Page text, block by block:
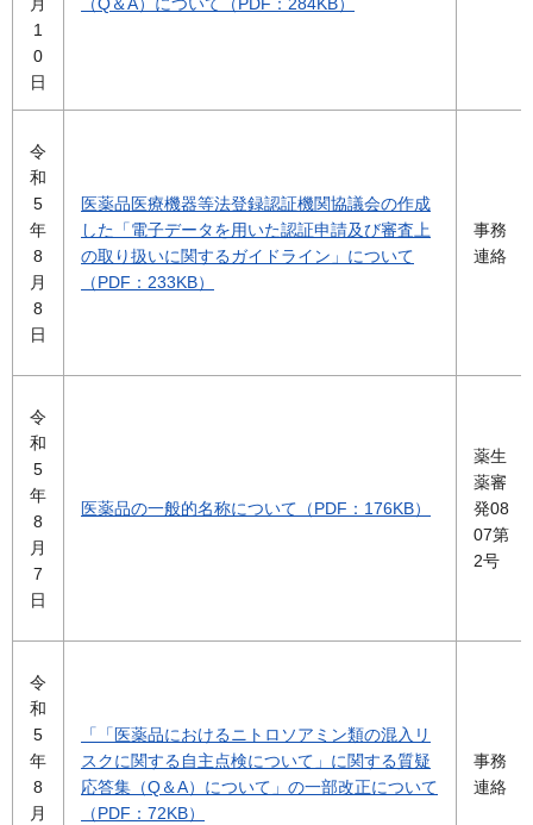
月
1
0
日
（Q＆A）について（PDF：284KB）
令
和
5
年
8
月
8
日
医薬品医療機器等法登録認証機関協議会の作成
した「電子データを用いた認証申請及び審査上
の取り扱いに関するガイドライン」について
（PDF：233KB）
事務
連絡
令
和
5
年
8
月
7
日
医薬品の一般的名称について（PDF：176KB）
薬生
薬審
発08
07第
2号
令
和
5
年
8
月
「「医薬品におけるニトロソアミン類の混入リ
スクに関する自主点検について」に関する質疑
応答集（Q＆A）について」の一部改正について
（PDF：72KB）
事務
連絡